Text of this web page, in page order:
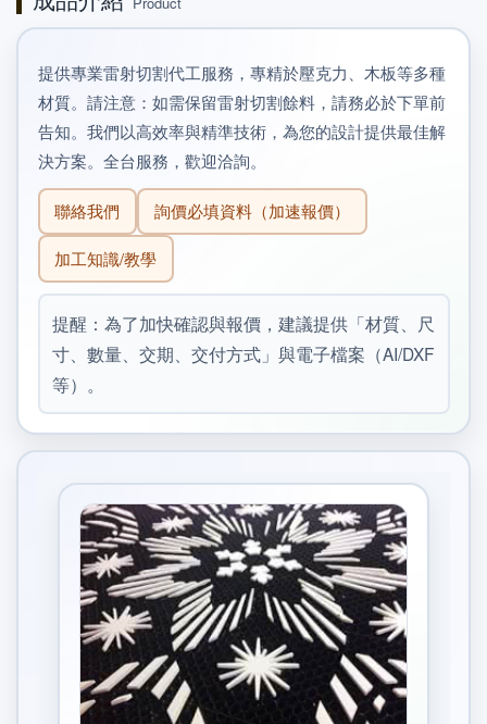
提供專業雷射切割代工服務，專精於壓克力、木板等多種
材質。請注意：如需保留雷射切割餘料，請務必於下單前
告知。我們以高效率與精準技術，為您的設計提供最佳解
決方案。全台服務，歡迎洽詢。
聯絡我們 詢價必填資料（加速報價）
加工知識/教學
提醒：為了加快確認與報價，建議提供「材質、尺
寸、數量、交期、交付方式」與電子檔案（AI/DXF
等）。